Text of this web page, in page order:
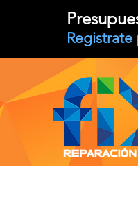
Registrate